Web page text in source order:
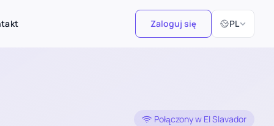
Zaloguj się PL
Wybierz język
Połączony w El Slavador